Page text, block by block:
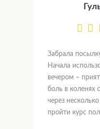
Забрала
Начала
вечером –
боль в коленях
через
пройти курс